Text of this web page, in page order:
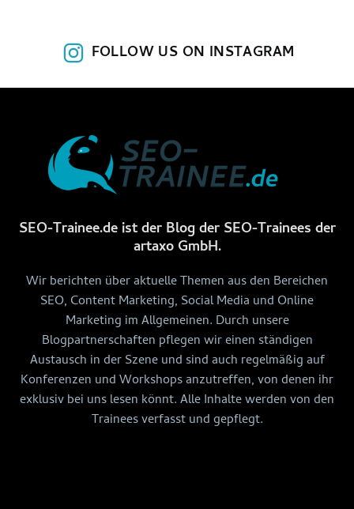
FOLLOW US ON INSTAGRAM
SEO-Trainee.de ist der Blog der SEO-Trainees der
artaxo GmbH.
Wir berichten über aktuelle Themen aus den Bereichen
SEO, Content Marketing, Social Media und Online
Marketing im Allgemeinen. Durch unsere
Blogpartnerschaften pflegen wir einen ständigen
Austausch in der Szene und sind auch regelmäßig auf
Konferenzen und Workshops anzutreffen, von denen ihr
exklusiv bei uns lesen könnt. Alle Inhalte werden von den
Trainees verfasst und gepflegt.